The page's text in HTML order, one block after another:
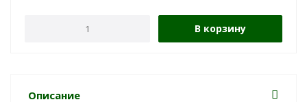
В корзину
Описание